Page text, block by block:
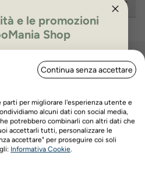
di assistenza
Scrivici su Whatsapp
Chiamaci
e le promozioni
Shop
OTTENERE IL 5%
Cognome
Continua senza accettare
per migliorare l'esperienza utente e
alcuni dati con social media,
potrebbero combinarli con altri dati che
accettarli tutti, personalizzare le
accettare" per proseguire coi soli
Informativa Cookie.